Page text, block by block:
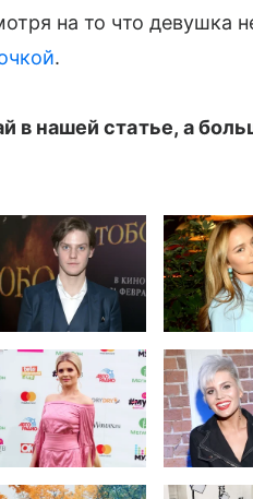
на то что девушка
.
в нашей статье, а